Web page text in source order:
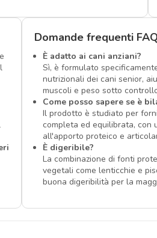
Domande frequenti
È adatto ai cani anziani?
Sì, è formulato
nutrizionali dei cani senior,
muscoli e peso sotto
Come posso sapere se è
Il prodotto è studiato per
completa ed equilibrata, con
all'apporto proteico e
È digeribile?
La combinazione di fonti
vegetali come lenticchie e
buona digeribilità per la